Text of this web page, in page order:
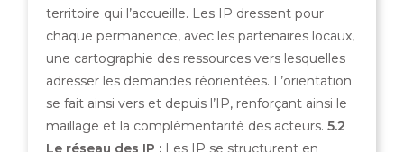
territoire qui l’accueille. Les IP dressent pour
chaque permanence, avec les partenaires locaux,
une cartographie des ressources vers lesquelles
adresser les demandes réorientées. L’orientation
se fait ainsi vers et depuis l’IP, renforçant ainsi le
maillage et la complémentarité des acteurs.5.2
Le réseau des IP : Les IP se structurent en